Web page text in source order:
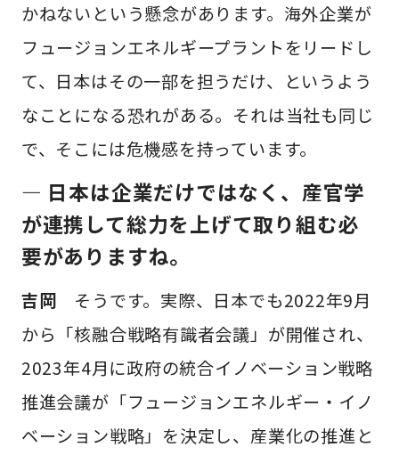
かねないという懸念があります。海外企業が
フュージョンエネルギープラントをリードし
て、日本はその一部を担うだけ、というよう
なことになる恐れがある。それは当社も同じ
で、そこには危機感を持っています。
— 日本は企業だけではなく、産官学
が連携して総力を上げて取り組む必
要がありますね。
吉岡 そうです。実際、日本でも2022年9月
から「核融合戦略有識者会議」が開催され、
2023年4月に政府の統合イノベーション戦略
推進会議が「フュージョンエネルギー・イノ
ベーション戦略」を決定し、産業化の推進と